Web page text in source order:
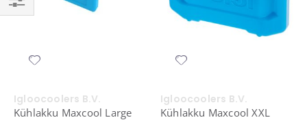
Igloocoolers B.V.
Kühlakku Maxcool Large
Igloocoolers B.V.
Kühlakku Maxcool XXL
Einkaufsoptionen